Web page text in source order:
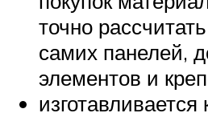
точно
самих панелей,
элементов и